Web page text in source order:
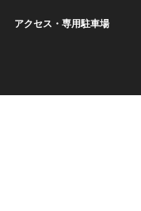
アクセス・専用駐車場